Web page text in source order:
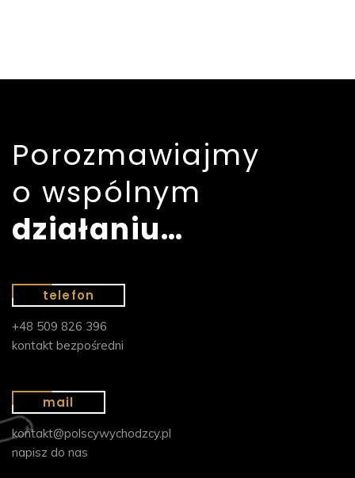
Porozmawiajmy
o wspólnym
działaniu…
telefon
+48 509 826 396
kontakt bezpośredni
mail
kontakt@polscywychodzcy.pl
napisz do nas